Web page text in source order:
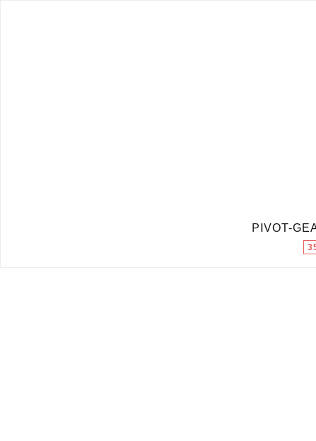
PIVOT-